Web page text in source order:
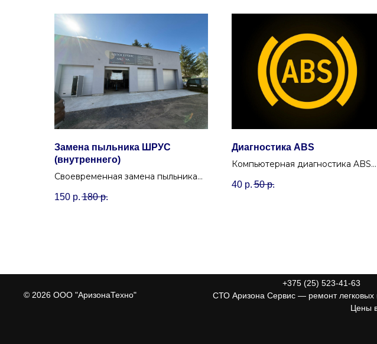
Замена пыльника ШРУС
(внутреннего)
Своевременная замена пыльника
дорогостоящий ремонт привода.
150 р. 180 р.
Диагностика ABS
Компьютерная диагностика ABS
проверяет датчики, чтобы
40 р. 50 р.
© 2026 ООО "АризонаТехно"
+375 (25) 523-41-63
СТО Аризона Сервис — ремонт легковых
Цены